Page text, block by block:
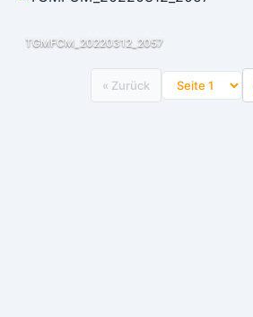
TGMFCM_20220312_2057
« Zurück